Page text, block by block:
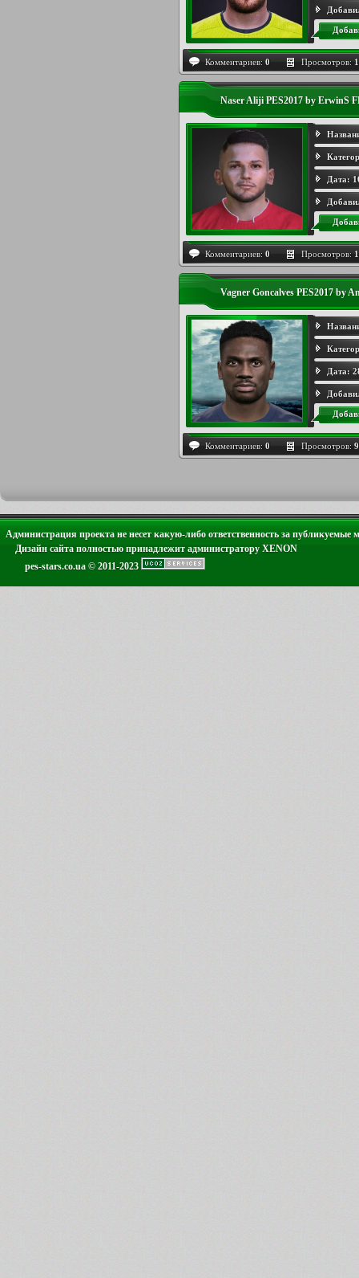
Комментариев: 0 Просмотров:
Naser Aliji PES2017 by ErwinS
Дата:
Комментариев: 0 Просмотров:
Vagner Goncalves PES2017 by
Дата:
Комментариев: 0 Просмотров:
Администрация проекта не несет какую-либо ответственность за публикуемые
Дизайн сайта полностью принадлежит администратору XENON
pes-stars.co.ua © 2011-2023